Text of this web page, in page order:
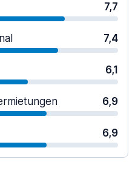
7,7
7,4
6,1
6,9
6,9